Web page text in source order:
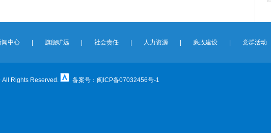
闻中心 旗舰旷远 社会责任 人力资源 廉政建设 党群活动
Rights Reserved. 备案号： 闽ICP备07032456号-1